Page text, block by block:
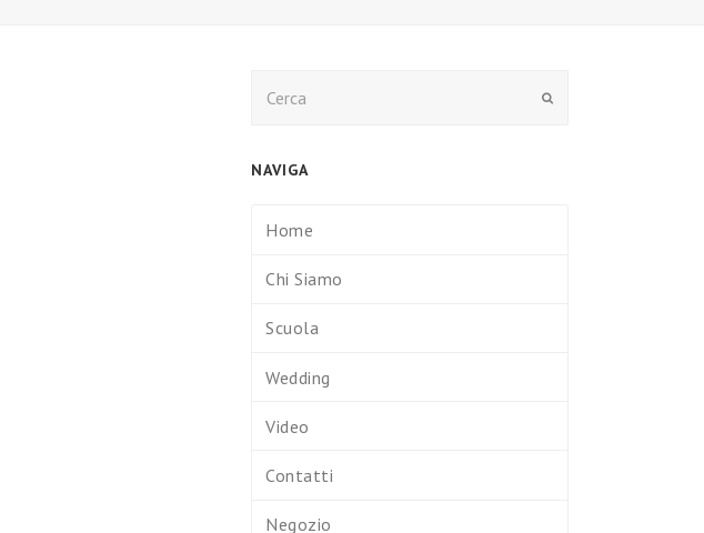
NAVIGA
Home
Chi Siamo
Scuola
Wedding
Video
Contatti
Negozio